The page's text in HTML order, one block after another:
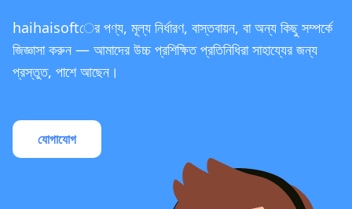
haihaisoftের পণ্য, মূল্য নির্ধারণ, বাস্তবায়ন, বা অন্য কিছু সম্পর্কে
জিজ্ঞাসা করুন — আমাদের উচ্চ প্রশিক্ষিত প্রতিনিধিরা সাহায্যের জন্য
প্রস্তুত, পাশে আছেন।
যোগাযোগ